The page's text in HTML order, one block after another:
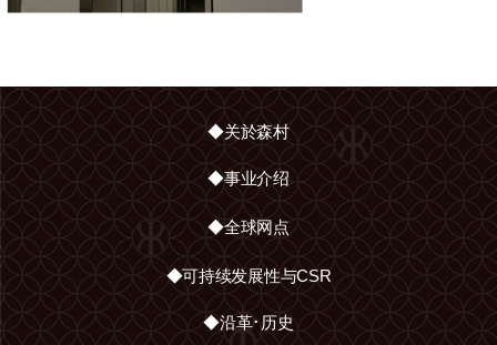
◆关於森村
◆事业介绍
◆全球网点
◆可持续发展性与CSR
◆沿革･历史